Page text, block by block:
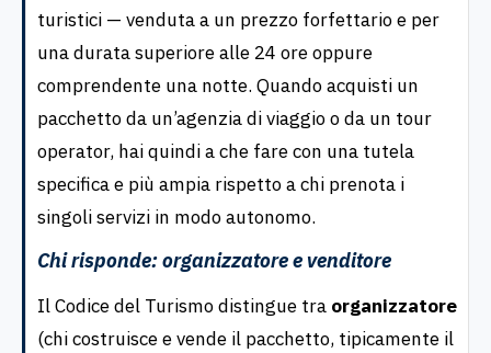
turistici — venduta a un prezzo forfettario e per
una durata superiore alle 24 ore oppure
comprendente una notte. Quando acquisti un
pacchetto da un’agenzia di viaggio o da un tour
operator, hai quindi a che fare con una tutela
specifica e più ampia rispetto a chi prenota i
singoli servizi in modo autonomo.
Chi risponde: organizzatore e venditore
Il Codice del Turismo distingue tra organizzatore
(chi costruisce e vende il pacchetto, tipicamente il